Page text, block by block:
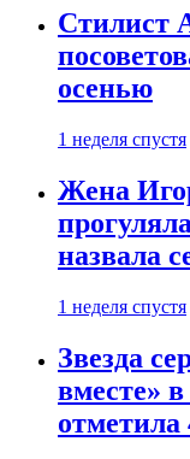
Стилист
осенью
1 неделя спустя
Жена
назвала
1 неделя спустя
Звезда
вместе»
отметила